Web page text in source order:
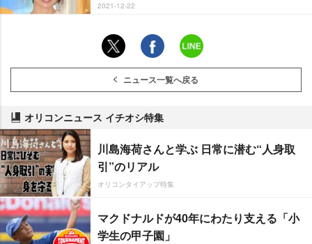
2021-12-22
ニュース一覧へ戻る
オリコンニュース イチオシ特集
川島海荷さんと学ぶ 日常に潜む“人身取
引”のリアル
オリコンタイアップ特集
マクドナルドが40年にわたり支える「小
学生の甲子園」